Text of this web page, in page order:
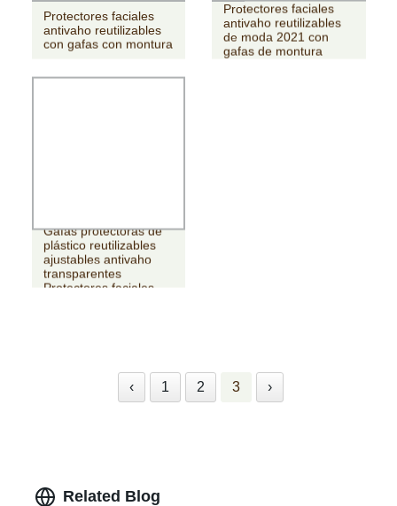
Protectores faciales
antivaho reutilizables
con gafas con montura
Protectores faciales
antivaho reutilizables
de moda 2021 con
gafas de montura
Gafas protectoras de
plástico reutilizables
ajustables antivaho
transparentes
Protectores faciales
‹ 1 2 3 ›
Related Blog